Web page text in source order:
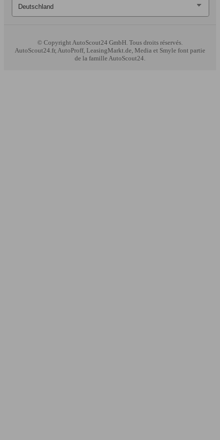
© CopyrightAutoScout24 GmbH. Tous droits réservés.
AutoScout24.fr, AutoProff, LeasingMarkt.de, Media et Smyle font partie
de la famille AutoScout24.